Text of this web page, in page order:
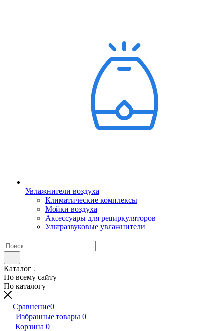
Увлажнители воздуха
Климатические комплексы
Мойки воздуха
Аксессуары для рециркуляторов
Ультразвуковые увлажнители
Каталог
По всему сайту
По каталогу
Сравнение0
Избранные товары 0
Корзина 0